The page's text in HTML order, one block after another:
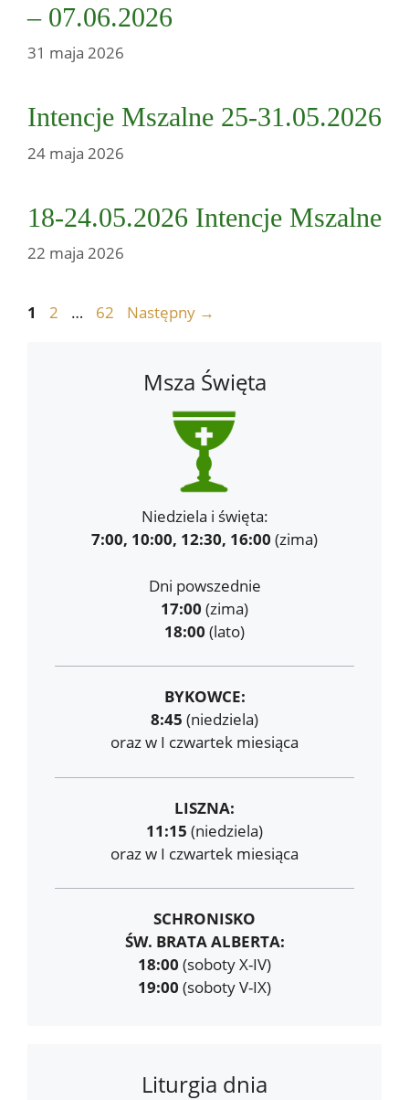
– 07.06.2026
31 maja 2026
Intencje Mszalne 25-31.05.2026
24 maja 2026
18-24.05.2026 Intencje Mszalne
22 maja 2026
Strona
1 Strona
2 … Strona
62 Następny →
Msza Święta
Niedziela i święta:
7:00, 10:00, 12:30, 16:00 (zima)
Dni powszednie
17:00 (zima)
18:00 (lato)
BYKOWCE:
8:45 (niedziela)
oraz w I czwartek miesiąca
LISZNA:
11:15 (niedziela)
oraz w I czwartek miesiąca
SCHRONISKO
ŚW. BRATA ALBERTA:
18:00 (soboty X-IV)
19:00 (soboty V-IX)
Liturgia dnia